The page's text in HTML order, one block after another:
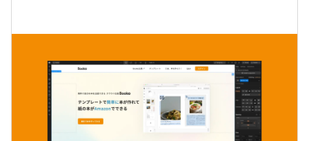
Booko
株式会社ミンガコが運営する出版業界のスタートア
ップ「Booko」のWebサイト制作のプロジェクトで